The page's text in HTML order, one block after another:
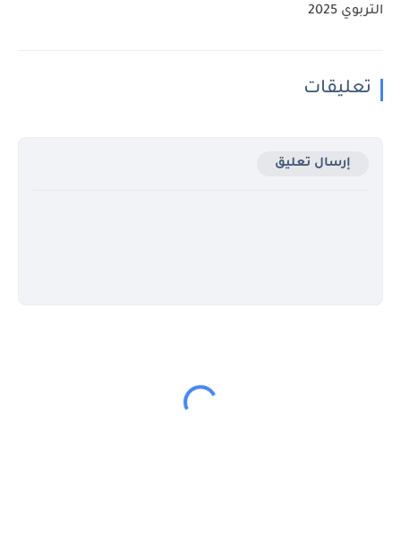
التربوي 2025
تعليقات
إرسال تعليق